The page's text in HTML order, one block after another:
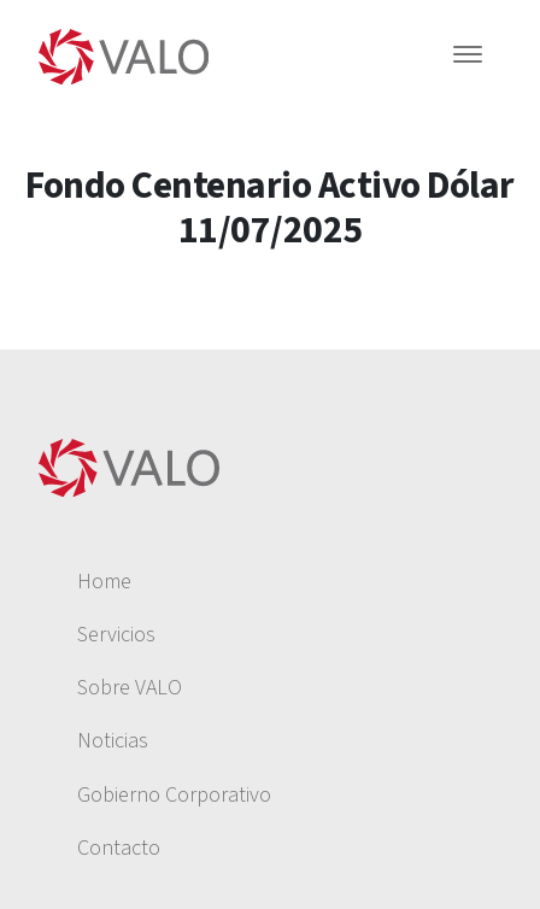
Fondo Centenario Activo Dólar
11/07/2025
Home
Servicios
Sobre VALO
Noticias
Gobierno Corporativo
Contacto